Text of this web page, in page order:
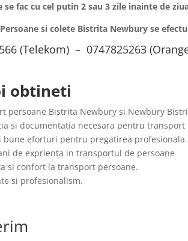
se fac cu cel putin 2 sau 3 zile inainte de
si colete Bistrita Newbury se
(Telekom) – 0747825263
obtineti
persoane Bistrita Newbury si Newbury
si documentatia necesara pentru transport
bune eforturi pentru pregatirea
de exprienta in transportul de persoane
si confort la transport persoane.
si profesionalism.